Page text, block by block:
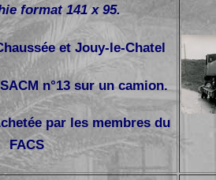
format 141 x 95.
et Jouy-le-Chatel
n°13 sur un camion.
par les membres du
FACS